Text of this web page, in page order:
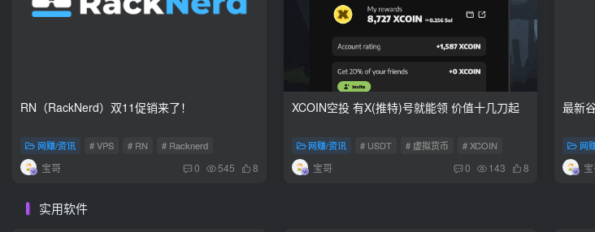
RN（RackNerd）双11促销来了！
网赚/资讯 # VPS # RN # Racknerd
宝哥 0 545 8
XCOIN空投 有X(推特)号就能领 价值十几刀起
网赚/资讯 # USDT # 虚拟货币 # XCOIN
宝哥 0 143 8
最新
网
实用软件